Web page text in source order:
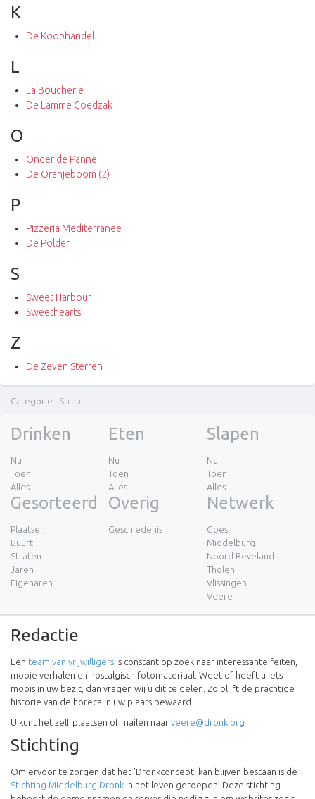
K
De Koophandel
L
La Boucherie
De Lamme Goedzak
O
Onder de Panne
De Oranjeboom (2)
P
Pizzeria Mediterranee
De Polder
S
Sweet Harbour
Sweethearts
Z
De Zeven Sterren
Categorie: Straat
Drinken
Nu
Toen
Alles
Eten
Nu
Toen
Alles
Slapen
Nu
Toen
Alles
Gesorteerd
Plaatsen
Buurt
Straten
Jaren
Eigenaren
Overig
Geschiedenis
Netwerk
Goes
Middelburg
Noord Beveland
Tholen
Vlissingen
Veere
Redactie
Een team van vrijwilligers is constant op zoek naar interessante feiten,
mooie verhalen en nostalgisch fotomateriaal. Weet of heeft u iets
moois in uw bezit, dan vragen wij u dit te delen. Zo blijft de prachtige
historie van de horeca in uw plaats bewaard.
U kunt het zelf plaatsen of mailen naar veere@dronk.org
Stichting
Om ervoor te zorgen dat het 'Dronkconcept' kan blijven bestaan is de
Stichting Middelburg Dronk in het leven geroepen. Deze stichting